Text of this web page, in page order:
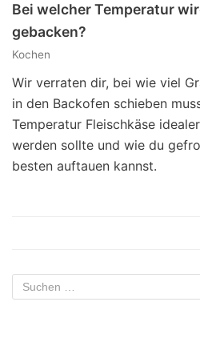
Bei welcher Temperatur
gebacken?
Kochen
Wir verraten dir, bei wie viel
in den Backofen schieben
Temperatur Fleischkäse
werden sollte und wie du
besten auftauen kannst.